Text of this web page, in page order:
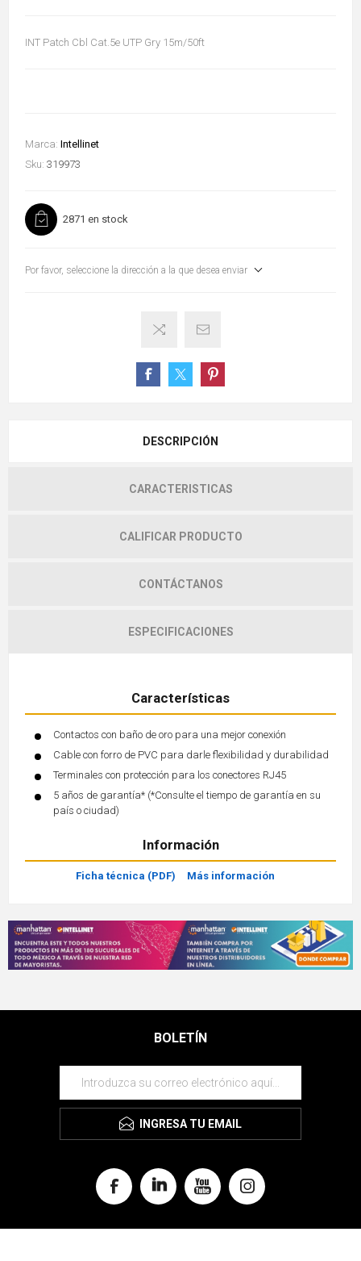
INT Patch Cbl Cat.5e UTP Gry 15m/50ft
Marca: Intellinet
Sku: 319973
2871 en stock
Por favor, seleccione la dirección a la que desea enviar
DESCRIPCIÓN
CARACTERISTICAS
CALIFICAR PRODUCTO
CONTÁCTANOS
ESPECIFICACIONES
Características
Contactos con baño de oro para una mejor conexión
Cable con forro de PVC para darle flexibilidad y durabilidad
Terminales con protección para los conectores RJ45
5 años de garantía* (*Consulte el tiempo de garantía en su
país o ciudad)
Información
Ficha técnica (PDF) Más información
BOLETÍN
INGRESA TU EMAIL